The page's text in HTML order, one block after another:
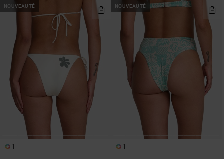
NOUVEAUTÉ
1
NOUVEAUTÉ
1